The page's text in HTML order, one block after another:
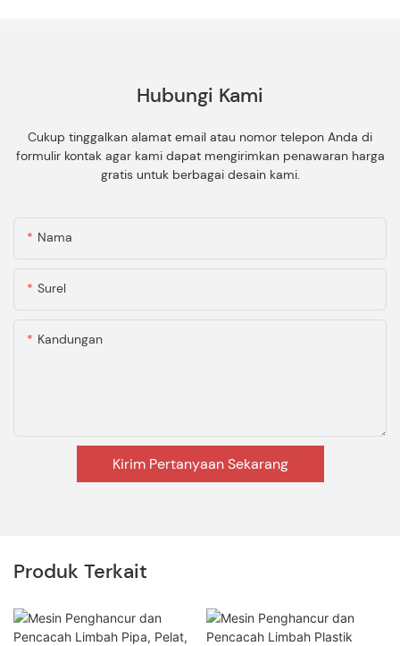
Hubungi Kami
Cukup tinggalkan alamat email atau nomor telepon Anda di
formulir kontak agar kami dapat mengirimkan penawaran harga
gratis untuk berbagai desain kami.
Nama
Surel
Kandungan
Kirim Pertanyaan Sekarang
Produk Terkait